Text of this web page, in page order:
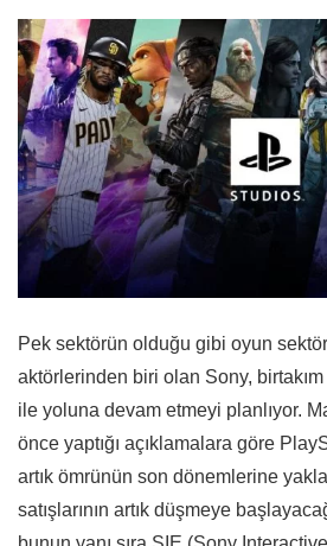
Pek sektörün olduğu gibi oyun
aktörlerinden biri olan Sony,
ile yoluna devam etmeyi planlıyor.
önce yaptığı açıklamalara göre
artık ömrünün son dönemlerine
satışlarının artık düşmeye